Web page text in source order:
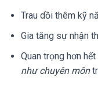
Trau dồi thêm kỹ
Gia tăng sự nhận
Quan trọng hơn
như chuyên môn